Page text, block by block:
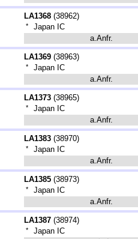
LA1368 (38962)
*
Japan IC
a.Anfr.
LA1369 (38963)
*
Japan IC
a.Anfr.
LA1373 (38965)
*
Japan IC
a.Anfr.
LA1383 (38970)
*
Japan IC
a.Anfr.
LA1385 (38973)
*
Japan IC
a.Anfr.
LA1387 (38974)
*
Japan IC